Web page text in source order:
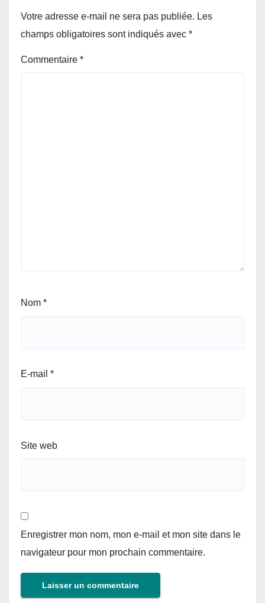
Votre adresse e-mail ne sera pas publiée. Les
champs obligatoires sont indiqués avec *
Commentaire *
Nom *
E-mail *
Site web
Enregistrer mon nom, mon e-mail et mon site dans le
navigateur pour mon prochain commentaire.